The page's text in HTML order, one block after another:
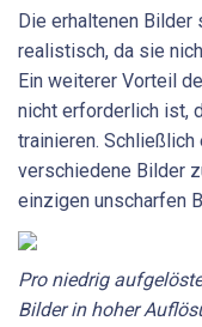
Die erhaltenen Bilder
realistisch, da sie
Ein weiterer Vorteil
nicht erforderlich ist,
trainieren.
verschiedene Bilder
einzigen unscharfen
Pro niedrig
Bilder in hoher